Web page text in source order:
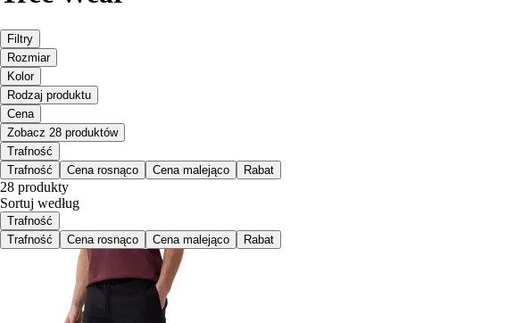
Filtry
Rozmiar
Kolor
Rodzaj produktu
Cena
Zobacz 28 produktów
Trafność
Trafność
Cena rosnąco Cena malejąco Rabat
28 produkty
Sortuj według
Trafność
Trafność
Cena rosnąco Cena malejąco Rabat